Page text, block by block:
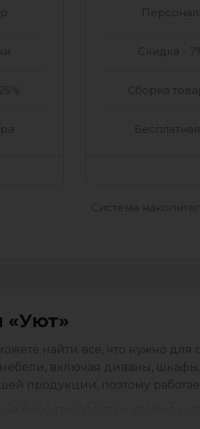
Скидка -
Сборка
Система
«Уют»
найти все, что нужно
включая диваны,
продукции, поэтому